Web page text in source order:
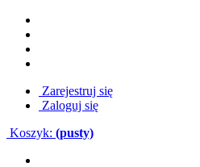
Zarejestruj się
Zaloguj się
Koszyk: (pusty)